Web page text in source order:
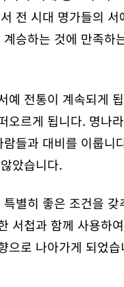
전 시대 명가들의
승하는 것에 만족
전통이 계속되게
르게 됩니다. 명나
들과 대비를 이룹
았습니다.
별히 좋은 조건을
서첩과 함께 사용하
으로 나아가게 되었습